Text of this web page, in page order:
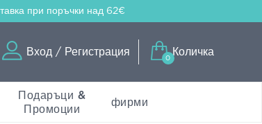
при поръчки над 62€
Вход / Регистрация
0
Количка
Подаръци &
Промоции
фирми